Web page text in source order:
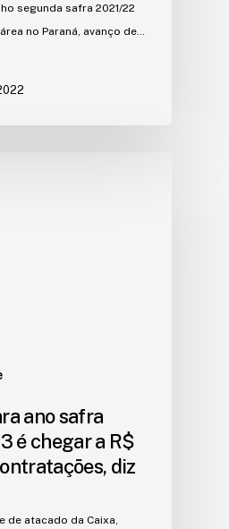
segunda safra 2021/22
no Paraná, avanço de…
ano safra
é chegar a R$
diz
de atacado da Caixa,